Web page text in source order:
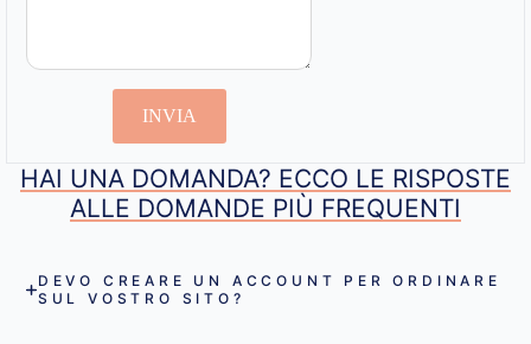
INVIA
HAI UNA DOMANDA? ECCO LE RISPOSTE
ALLE DOMANDE PIÙ FREQUENTI
DEVO CREARE UN ACCOUNT PER ORDINARE
SUL VOSTRO SITO?